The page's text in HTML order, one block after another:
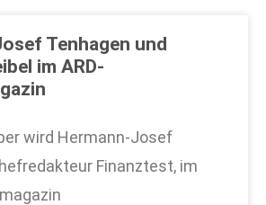
Tenhagen und
im ARD-
wird Hermann-Josef
Finanztest, im